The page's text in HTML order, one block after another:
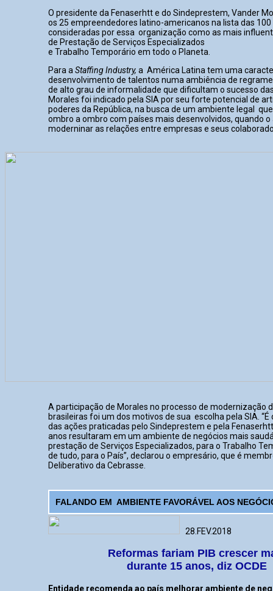
O presidente da Fenaserhtt e do Sindeprestem, Vander
os 25 empreendedores latino-americanos na lista das
consideradas por essa organização como as mais
de Prestação de Serviços Especializados
e Trabalho Temporário em todo o Planeta.
Para a Staffing Industry, a América Latina tem uma
desenvolvimento de talentos numa ambiência de
de alto grau de informalidade que dificultam o sucesso
Morales foi indicado pela SIA por seu forte potencial de
poderes da República, na busca de um ambiente legal
ombro a ombro com países mais desenvolvidos, quando
moderninar as relações entre empresas e seus
A participação de Morales no processo de modernização
brasileiras foi um dos motivos de sua escolha pela SIA.
das ações praticadas pelo Sindeprestem e pela
anos resultaram em um ambiente de negócios mais
prestação de Serviços Especializados, para o Trabalho
de tudo, para o País”, declarou o empresário, que é
Deliberativo da Cebrasse.
FALANDO EM AMBIENTE FAVORÁVEL AOS
28.FEV.2018
Reformas fariam PIB crescer
durante 15 anos, diz OCDE
Entidade recomenda ao país melhorar ambiente de